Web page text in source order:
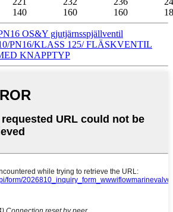
140 160 160
OS&Y gjutjärnsspjällventil
PN16/KLASS 125/ FLÄSKVENTIL
KNAPPTYP